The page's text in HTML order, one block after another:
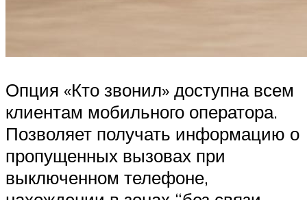
Опция «Кто звонил» доступна всем
клиентам мобильного оператора.
Позволяет получать информацию о
пропущенных вызовах при
выключенном телефоне,